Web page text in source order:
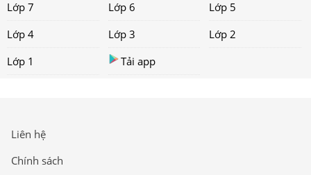
Lớp 7
Lớp 6
Lớp 5
Lớp 4
Lớp 3
Lớp 2
Lớp 1
Tải app
Liên hệ
Chính sách